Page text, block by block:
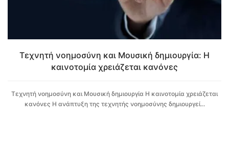
Τεχνητή νοημοσύνη και Μουσική δημιουργία: Η
καινοτομία χρειάζεται κανόνες
Τεχνητή νοημοσύνη και Μουσική δημιουργία Η καινοτομία χρειάζεται
κανόνες Η ανάπτυξη της τεχνητής νοημοσύνης δημιουργεί...